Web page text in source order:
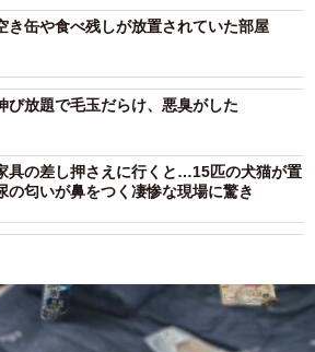
き缶や食べ残しが放置されていた部屋
び放題で毛玉だらけ、悪臭がした
具の差し押さえに行くと…15匹の犬猫が置
匂いが鼻をつく凄惨な現場に驚き